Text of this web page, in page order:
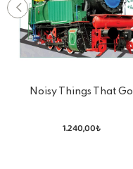
Noisy Things That Go
1.240,00₺